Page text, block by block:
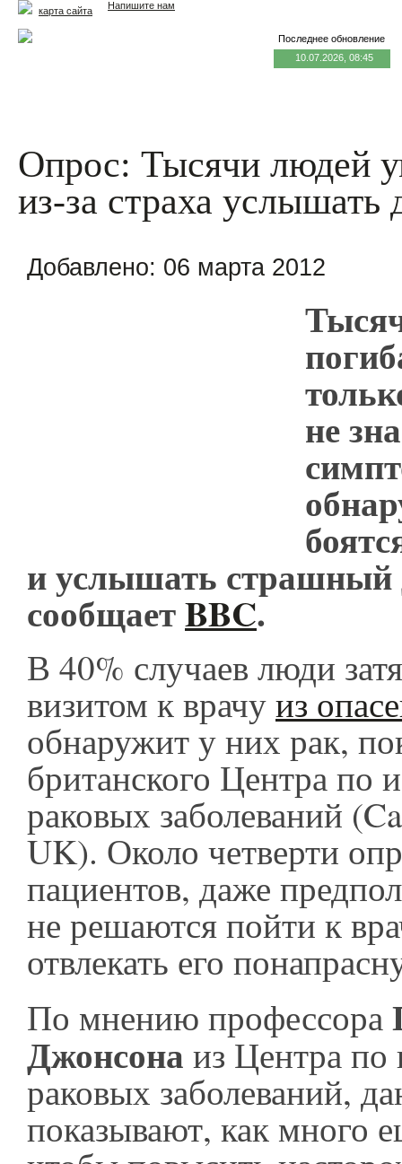
Напишите нам
карта сайта
Последнее обновление
10.07.2026, 08:45
Опрос: Тысячи людей
из-за страха услышать
Добавлено: 06 марта 2012
не
и услышать страшный
сообщаетBBC.
В 40% случаев люди
визитом к врачуиз
обнаружит у них рак,
британского Центра по
раковых заболеваний
UK). Около четверти
пациентов, даже
не решаются пойти к
отвлекать его
По мнению профессора
Джонсона из Центра
раковых заболеваний,
показывают, как много